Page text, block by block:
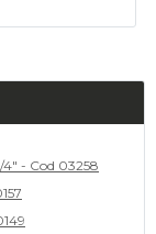
- Cod 03258